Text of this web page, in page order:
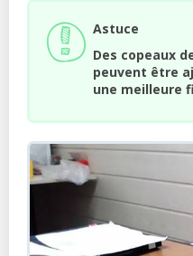
Astuce
Des copeaux
peuvent être
une meilleure